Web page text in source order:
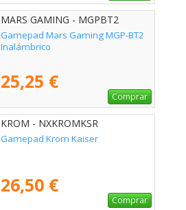
MARS GAMING - MGPBT2
Gamepad Mars Gaming MGP-BT2
Inalámbrico
25,25 €
Comprar
KROM - NXKROMKSR
Gamepad Krom Kaiser
26,50 €
Comprar